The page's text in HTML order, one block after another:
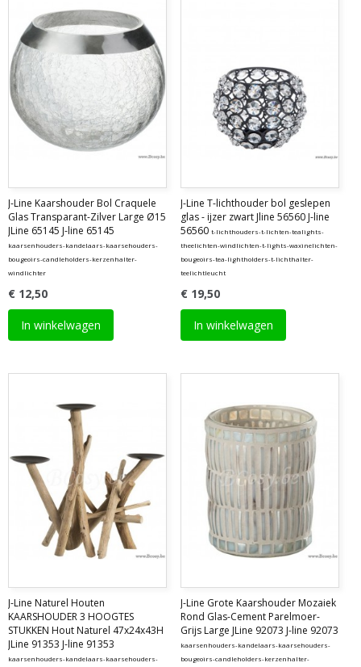
J-Line Kaarshouder Bol Craquele
Glas Transparant-Zilver Large Ø15
JLine 65145 J-line 65145
kaarsenhouders-kandelaars-kaarsehouders-
bougeoirs-candleholders-kerzenhalter-
windlichter
€ 12,50
In winkelwagen
J-Line T-lichthouder bol geslepen
glas - ijzer zwart Jline 56560 J-line
56560 t-lichthouders-t-lichten-tealights-
theelichten-windlichten-t-lights-waxinelichten-
bougeoirs-tea-lightholders-t-lichthalter-
teelichtleucht
€ 19,50
In winkelwagen
J-Line Naturel Houten
KAARSHOUDER 3 HOOGTES
STUKKEN Hout Naturel 47x24x43H
JLine 91353 J-line 91353
kaarsenhouders-kandelaars-kaarsehouders-
J-Line Grote Kaarshouder Mozaiek
Rond Glas-Cement Parelmoer-
Grijs Large JLine 92073 J-line 92073
kaarsenhouders-kandelaars-kaarsehouders-
bougeoirs-candleholders-kerzenhalter-